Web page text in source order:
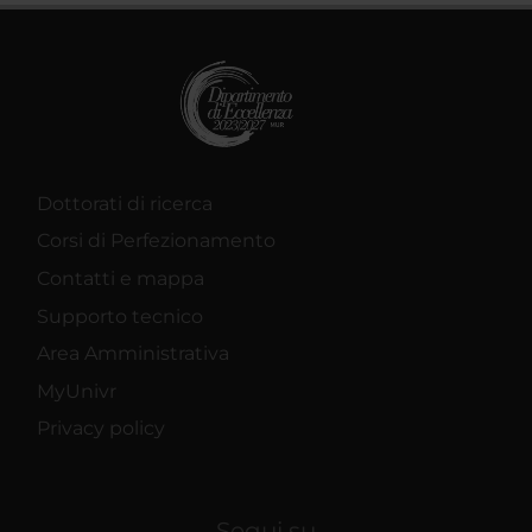
Dottorati di ricerca
Corsi di Perfezionamento
Contatti e mappa
Supporto tecnico
Area Amministrativa
MyUnivr
Privacy policy